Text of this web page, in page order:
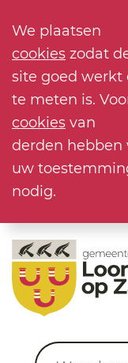
We plaatsen
cookies zodat
site goed werkt
te meten is.
cookies van
derden hebben
uw
nodig.
Waar ben je